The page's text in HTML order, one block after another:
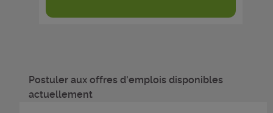
Postuler aux offres d'emplois disponibles
actuellement